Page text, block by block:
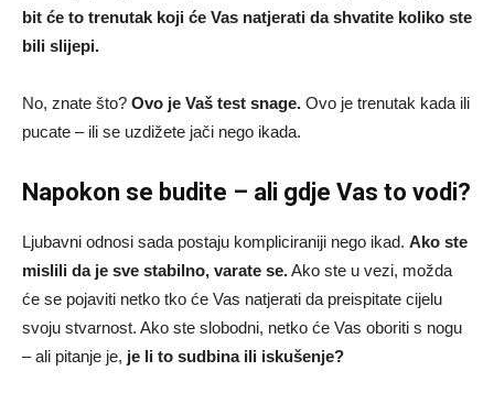
bit će to trenutak koji će Vas natjerati da shvatite koliko ste
bili slijepi.
No, znate što? Ovo je Vaš test snage. Ovo je trenutak kada ili
pucate – ili se uzdižete jači nego ikada.
Napokon se budite – ali gdje Vas to vodi?
Ljubavni odnosi sada postaju kompliciraniji nego ikad. Ako ste
mislili da je sve stabilno, varate se.Ako ste u vezi, možda
će se pojaviti netko tko će Vas natjerati da preispitate cijelu
svoju stvarnost. Ako ste slobodni, netko će Vas oboriti s nogu
– ali pitanje je, je li to sudbina ili iskušenje?